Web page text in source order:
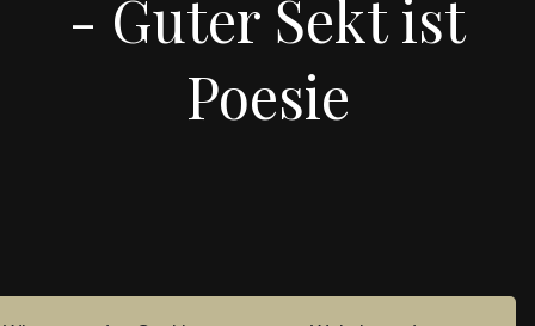
- Guter Sekt ist
Poesie